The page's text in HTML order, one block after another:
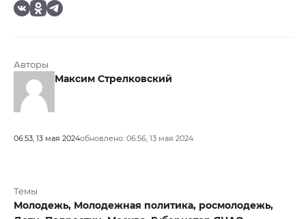
Авторы
Максим Стрелковский
06:53, 13 мая 2024обновлено: 06:56, 13 мая 2024
Темы
Молодежь, Молодежная политика, росмолодежь,